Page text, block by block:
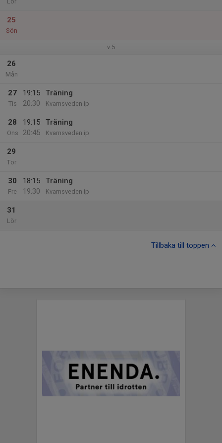
25
Sön
v.5
26
Mån
27
Tis
19:15
20:30
Träning
Kvarnsveden ip
28
Ons
19:15
20:45
Träning
Kvarnsveden ip
29
Tor
30
Fre
18:15
19:30
Träning
Kvarnsveden ip
31
Lör
Tillbaka till toppen